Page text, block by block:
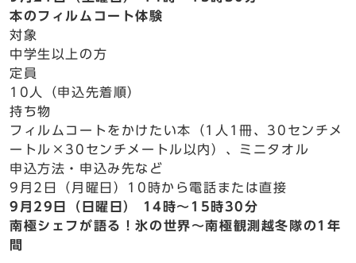
本のフィルムコート体験
対象
中学生以上の方
定員
10人（申込先着順）
持ち物
フィルムコートをかけたい本（1人1冊、30センチメ
ートル×30センチメートル以内）、ミニタオル
申込方法・申込み先など
9月2日（月曜日）10時から電話または直接
9月29日（日曜日） 14時～15時30分
南極シェフが語る！氷の世界～南極観測越冬隊の1年
間